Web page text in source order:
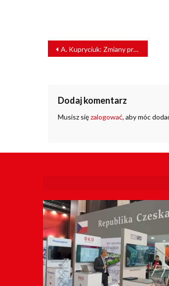
NAWIGACJA
WPISU
A. Kupryciuk: Zmiany przepisów poprawią konkurencyjność [WYWIAD]
Dodaj komentarz
Musisz sięzalogować, aby móc